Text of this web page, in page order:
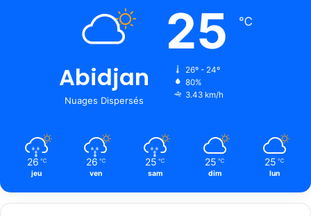
Abidjan
Nuages Dispersés
25 ℃
26º - 24º
80%
3.43 km/h
26 ℃
jeu
26 ℃
ven
25 ℃
sam
25 ℃
dim
25 ℃
lun